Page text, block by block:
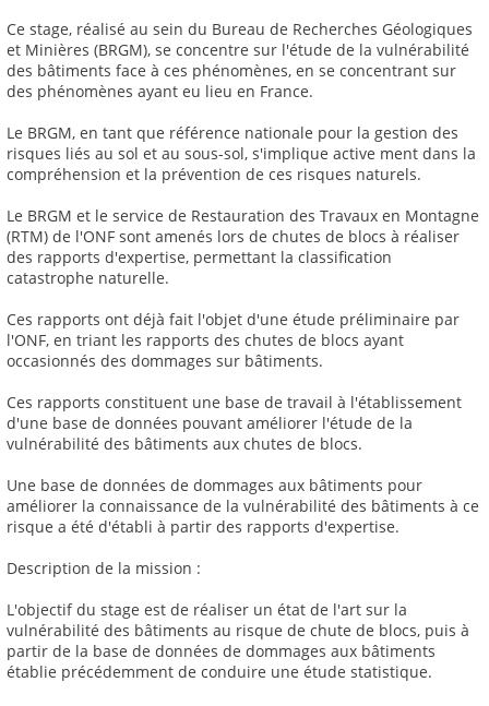
Ce stage, réalisé au sein du Bureau de Recherches Géologiques
et Minières (BRGM), se concentre sur l'étude de la vulnérabilité
des bâtiments face à ces phénomènes, en se concentrant sur
des phénomènes ayant eu lieu en France.
Le BRGM, en tant que référence nationale pour la gestion des
risques liés au sol et au sous-sol, s'implique active ment dans la
compréhension et la prévention de ces risques naturels.
Le BRGM et le service de Restauration des Travaux en Montagne
(RTM) de l'ONF sont amenés lors de chutes de blocs à réaliser
des rapports d'expertise, permettant la classification
catastrophe naturelle.
Ces rapports ont déjà fait l'objet d'une étude préliminaire par
l'ONF, en triant les rapports des chutes de blocs ayant
occasionnés des dommages sur bâtiments.
Ces rapports constituent une base de travail à l'établissement
d'une base de données pouvant améliorer l'étude de la
vulnérabilité des bâtiments aux chutes de blocs.
Une base de données de dommages aux bâtiments pour
améliorer la connaissance de la vulnérabilité des bâtiments à ce
risque a été d'établi à partir des rapports d'expertise.
Description de la mission :
L'objectif du stage est de réaliser un état de l'art sur la
vulnérabilité des bâtiments au risque de chute de blocs, puis à
partir de la base de données de dommages aux bâtiments
établie précédemment de conduire une étude statistique.